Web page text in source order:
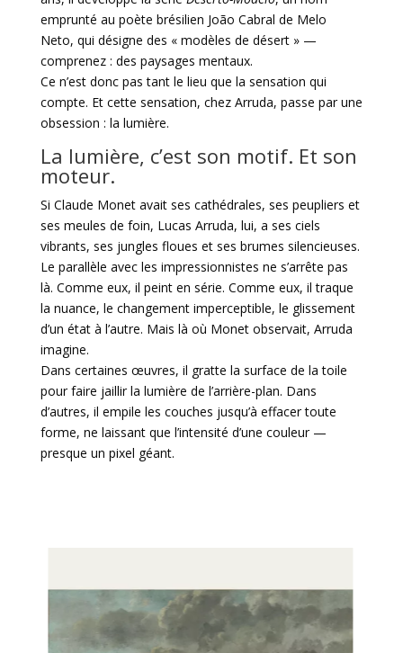
emprunté au poète brésilien João Cabral de Melo
Neto, qui désigne des « modèles de désert » —
comprenez : des paysages mentaux.
Ce n’est donc pas tant le lieu que la sensation qui
compte. Et cette sensation, chez Arruda, passe par une
obsession : la lumière.
La lumière, c’est son motif. Et son
moteur.
Si Claude Monet avait ses cathédrales, ses peupliers et
ses meules de foin, Lucas Arruda, lui, a ses ciels
vibrants, ses jungles floues et ses brumes silencieuses.
Le parallèle avec les impressionnistes ne s’arrête pas
là. Comme eux, il peint en série. Comme eux, il traque
la nuance, le changement imperceptible, le glissement
d’un état à l’autre. Mais là où Monet observait, Arruda
imagine.
Dans certaines œuvres, il gratte la surface de la toile
pour faire jaillir la lumière de l’arrière-plan. Dans
d’autres, il empile les couches jusqu’à effacer toute
forme, ne laissant que l’intensité d’une couleur —
presque un pixel géant.